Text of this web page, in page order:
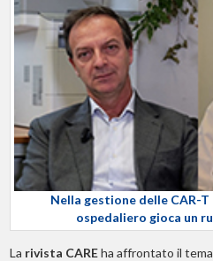
Nella gestione delle CAR-
ospedaliero gioca un
La rivista CAREha affrontato il